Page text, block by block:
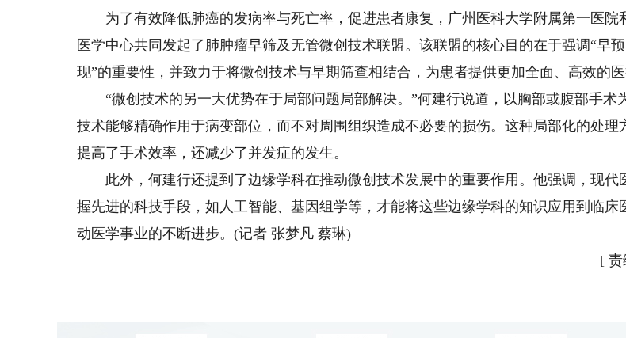
为了有效降低肺癌的发病率与死亡率，促进患者康复，广州医科大学附属第一医院
医学中心共同发起了肺肿瘤早筛及无管微创技术联盟。该联盟的核心目的在于强调“早
现”的重要性，并致力于将微创技术与早期筛查相结合，为患者提供更加全面、高效的医
“微创技术的另一大优势在于局部问题局部解决。”何建行说道，以胸部或腹部手术
技术能够精确作用于病变部位，而不对周围组织造成不必要的损伤。这种局部化的处理
提高了手术效率，还减少了并发症的发生。
此外，何建行还提到了边缘学科在推动微创技术发展中的重要作用。他强调，现代
握先进的科技手段，如人工智能、基因组学等，才能将这些边缘学科的知识应用到临床
动医学事业的不断进步。(记者 张梦凡 蔡琳)
[ 责